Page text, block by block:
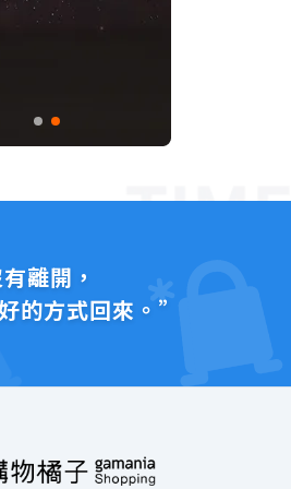
離開，
的方式回來。”